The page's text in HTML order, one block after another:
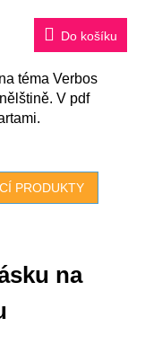
Do košíku
téma Verbos
V pdf
PRODUKTY
na